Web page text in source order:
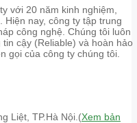
với 20 năm kinh nghiệm,
nay, công ty tập trung
công nghệ. Chúng tôi luôn
cậy (Reliable) và hoàn hảo
gọi của công ty chúng tôi.
Liệt, TP.Hà Nội.(Xem bản